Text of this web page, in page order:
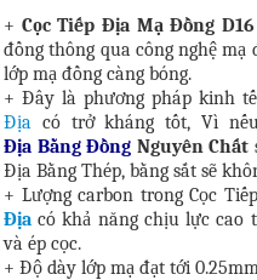
+ Cọc Tiếp Địa Mạ Đồng D16
đồng thông qua công nghệ mạ
lớp mạ đồng càng bóng.
+ Đây là phương pháp kinh
Địa
có trở kháng tốt, Vì
Địa Bằng Đồng Nguyên Chất
Địa Bằng Thép, bằng sắt sẽ
+ Lượng carbon trong Cọc
Địa có khả năng chịu lực cao
và ép cọc.
+ Độ dày lớp mạ đạt tới